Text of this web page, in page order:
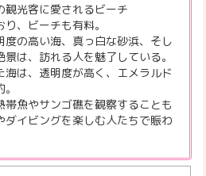
観光客に愛されるビーチ
、ビーチも有料。
度の高い海、真っ白な砂浜、そし
は、訪れる人を魅了している。
は、透明度が高く、エメラルド
魚やサンゴ礁を観察することも
ダイビングを楽しむ人たちで賑わ